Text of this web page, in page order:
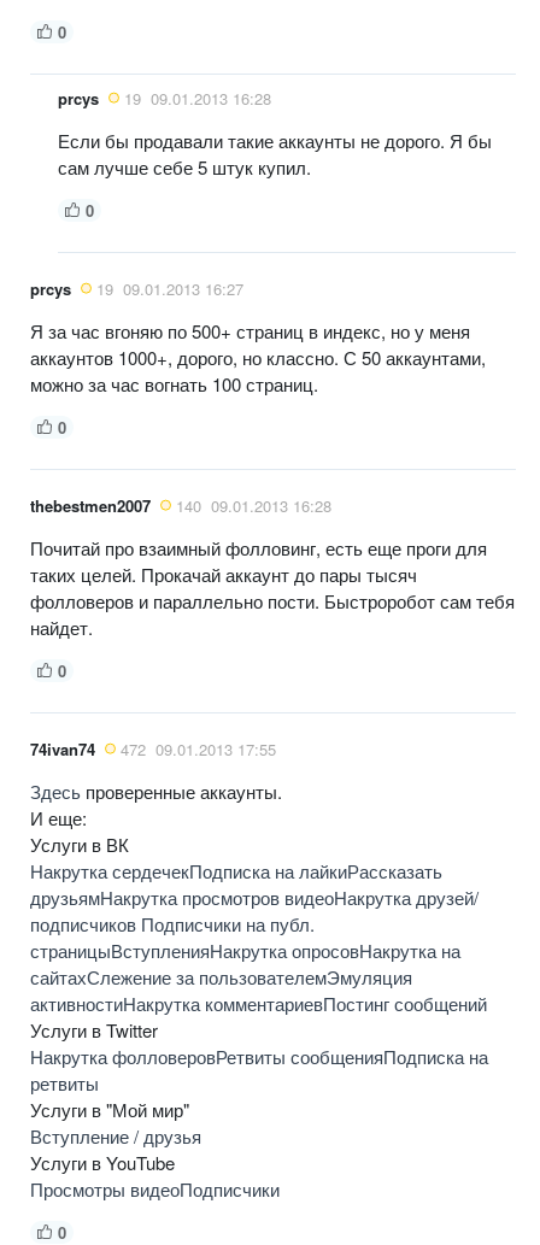
0
prcys 19 09.01.2013 16:28
Если бы продавали такие аккаунты не дорого. Я бы
сам лучше себе 5 штук купил.
0
prcys 19 09.01.2013 16:27
Я за час вгоняю по 500+ страниц в индекс, но у меня
аккаунтов 1000+, дорого, но классно. С 50 аккаунтами,
можно за час вогнать 100 страниц.
0
thebestmen2007 140 09.01.2013 16:28
Почитай про взаимный фолловинг, есть еще проги для
таких целей. Прокачай аккаунт до пары тысяч
фолловеров и параллельно пости. Быстроробот сам тебя
найдет.
0
74ivan74 472 09.01.2013 17:55
Здесь проверенные аккаунты.
И еще:
Услуги в ВК
Накрутка сердечекПодписка на лайкиРассказать
друзьямНакрутка просмотров видеоНакрутка друзей/
подписчиков Подписчики на публ.
страницыВступленияНакрутка опросовНакрутка на
сайтахСлежение за пользователемЭмуляция
активностиНакрутка комментариевПостинг сообщений
Услуги в Twitter
Накрутка фолловеровРетвиты сообщенияПодписка на
ретвиты
Услуги в "Мой мир"
Вступление / друзья
Услуги в YouTube
Просмотры видеоПодписчики
0